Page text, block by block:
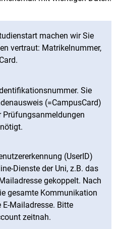
machen wir Sie
vertraut: Matrikelnummer,
Sie
(=CampusCard)
(UserID)
Dienste der Uni, z.B. das
gekoppelt. Nach
gesamte Kommunikation
E-Mailadresse. Bitte
zeitnah.